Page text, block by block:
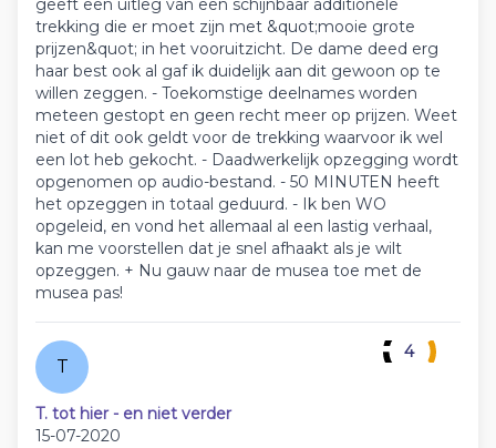
geeft een uitleg van een schijnbaar additionele
trekking die er moet zijn met &quot;mooie grote
prijzen&quot; in het vooruitzicht. De dame deed erg
haar best ook al gaf ik duidelijk aan dit gewoon op te
willen zeggen. - Toekomstige deelnames worden
meteen gestopt en geen recht meer op prijzen. Weet
niet of dit ook geldt voor de trekking waarvoor ik wel
een lot heb gekocht. - Daadwerkelijk opzegging wordt
opgenomen op audio-bestand. - 50 MINUTEN heeft
het opzeggen in totaal geduurd. - Ik ben WO
opgeleid, en vond het allemaal al een lastig verhaal,
kan me voorstellen dat je snel afhaakt als je wilt
opzeggen. + Nu gauw naar de musea toe met de
musea pas!
T
T. tot hier - en niet verder
15-07-2020
4